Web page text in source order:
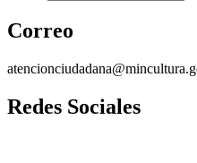
Correo
Redes Sociales